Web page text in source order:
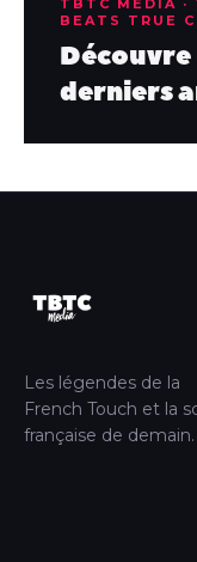
TBTC MEDIA ·
BEATS TRUE
Découvre
derniers
Les légendes de la
French Touch et la
française de demain.